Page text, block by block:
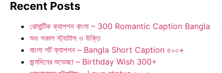
Recent Posts
রোমান্টিক ক্যাপশন বাংলা – 300 Romantic Caption Bangla
শুভ সকাল স্ট্যাটাস ও উক্তি
বাংলা শর্ট ক্যাপশন – Bangla Short Caption ৫০০+
জন্মদিনের শুভেচ্ছা – Birthday Wish 300+